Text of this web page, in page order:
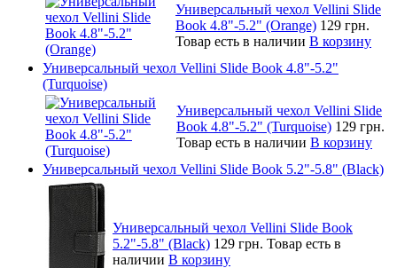
Универсальный чехол Vellini Slide
Book 4.8"-5.2" (Orange) 129 грн.
Товар есть в наличии В корзину
Универсальный чехол Vellini Slide Book 4.8"-5.2"
(Turquoise)
Универсальный чехол Vellini Slide
Book 4.8"-5.2" (Turquoise) 129 грн.
Товар есть в наличии В корзину
Универсальный чехол Vellini Slide Book 5.2"-5.8" (Black)
Универсальный чехол Vellini Slide Book
5.2"-5.8" (Black) 129 грн. Товар есть в
наличии В корзину